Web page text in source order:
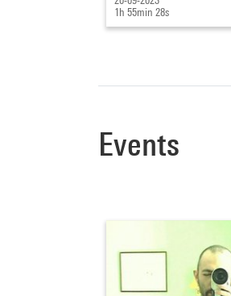
1h 55min 28s
Events